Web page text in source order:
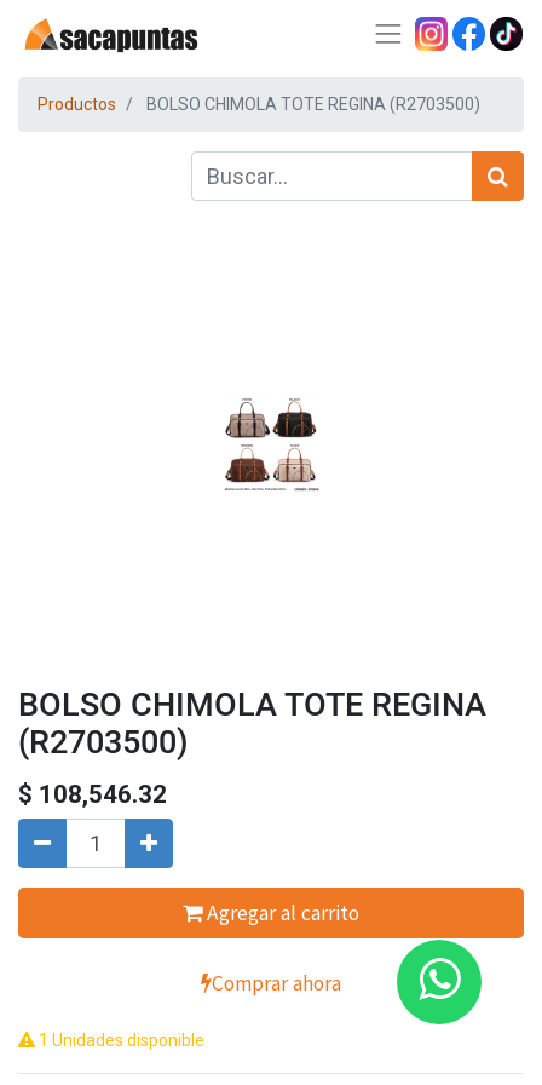
Productos BOLSO CHIMOLA TOTE REGINA (R2703500)
BOLSO CHIMOLA TOTE REGINA
(R2703500)
$ 108,546.32
Agregar al carrito
Comprar ahora
1 Unidades disponible